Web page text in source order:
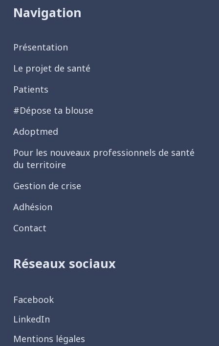
Navigation
Présentation
Le projet de santé
Patients
#Dépose ta blouse
Adoptmed
Pour les nouveaux professionnels de santé
du territoire
Gestion de crise
Adhésion
Contact
Réseaux sociaux
Facebook
LinkedIn
Mentions légales